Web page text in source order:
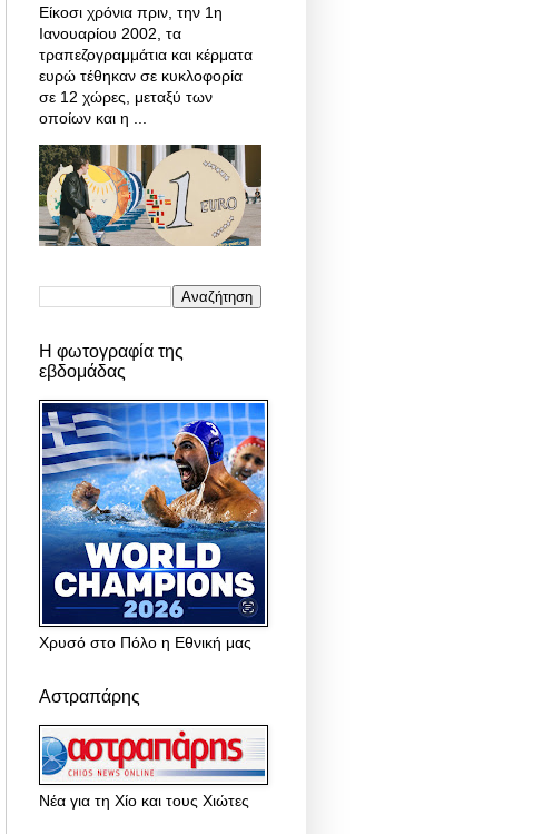
Είκοσι χρόνια πριν, την 1η
Ιανουαρίου 2002, τα
τραπεζογραμμάτια και κέρματα
ευρώ τέθηκαν σε κυκλοφορία
σε 12 χώρες, μεταξύ των
οποίων και η ...
Η φωτογραφία της
εβδομάδας
Χρυσό στο Πόλο η Εθνική μας
Αστραπάρης
Νέα για τη Χίο και τους Χιώτες